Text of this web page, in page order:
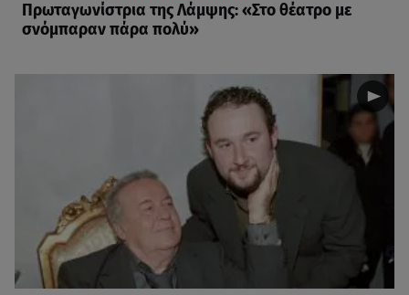
Πρωταγωνίστρια της Λάμψης: «Στο θέατρο με
σνόμπαραν πάρα πολύ»